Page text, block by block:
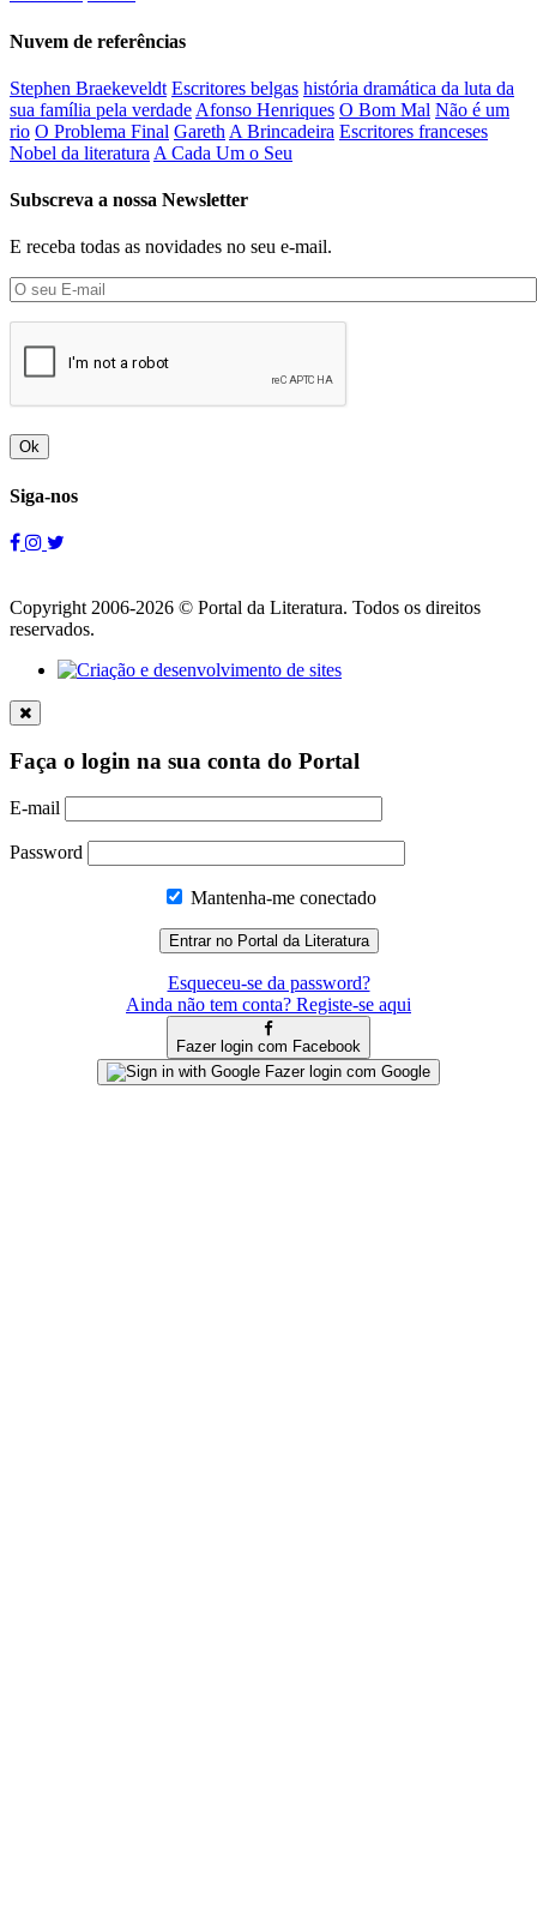
Nuvem de referências
Stephen Braekeveldt Escritores belgas história dramática da luta da
sua família pela verdade Afonso Henriques O Bom Mal Não é um
rio O Problema Final Gareth A Brincadeira Escritores franceses
Nobel da literatura A Cada Um o Seu
Subscreva a nossa Newsletter
E receba todas as novidades no seu e-mail.
Ok
Siga-nos
Copyright 2006-2026 © Portal da Literatura. Todos os direitos
reservados.
Faça o login na sua conta do Portal
E-mail
Password
Mantenha-me conectado
Esqueceu-se da password?
Ainda não tem conta? Registe-se aqui
Fazer login com Facebook
Fazer login com Google